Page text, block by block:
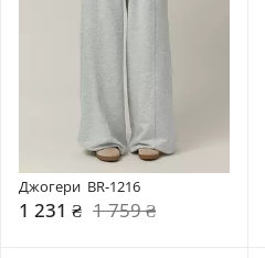
Джогери  BR-1216
1 231 ₴ 1 759 ₴